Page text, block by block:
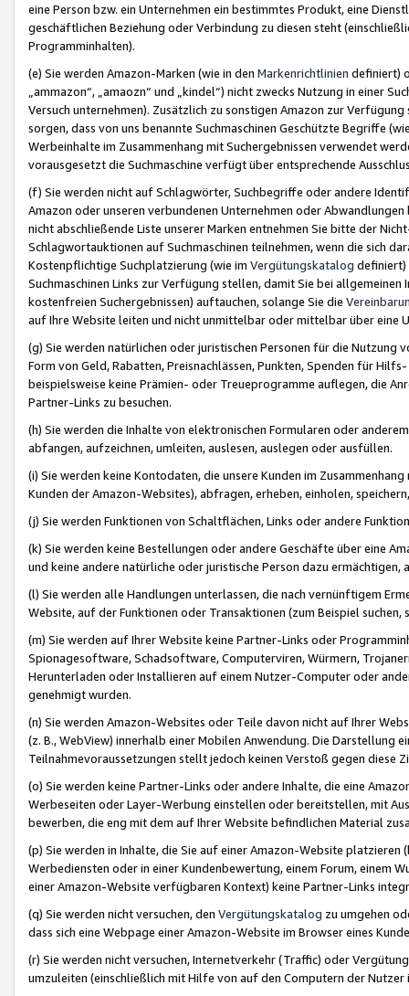
eine Person bzw. ein Unternehmen ein bestimmtes Produkt, eine
geschäftlichen Beziehung oder Verbindung zu diesen steht
Programminhalten).
(e) Sie werden Amazon-Marken (wie in den Markenrichtlinien definiert)
„ammazon“, „amaozn“ und „kindel“) nicht zwecks Nutzung in einer
Versuch unternehmen). Zusätzlich zu sonstigen Amazon zur
sorgen, dass von uns benannte Suchmaschinen Geschützte Begriffe
Werbeinhalte im Zusammenhang mit Suchergebnissen verwendet
vorausgesetzt die Suchmaschine verfügt über entsprechende
(f) Sie werden nicht auf Schlagwörter, Suchbegriffe oder andere
Amazon oder unseren verbundenen Unternehmen oder
nicht abschließende Liste unserer Marken entnehmen Sie bitte der
Schlagwortauktionen auf Suchmaschinen teilnehmen, wenn die sich
Kostenpflichtige Suchplatzierung (wie im Vergütungskatalog definiert)
Suchmaschinen Links zur Verfügung stellen, damit Sie bei
kostenfreien Suchergebnissen) auftauchen, solange Sie die
auf Ihre Website leiten und nicht unmittelbar oder mittelbar über eine
(g) Sie werden natürlichen oder juristischen Personen für die Nutzung
Form von Geld, Rabatten, Preisnachlässen, Punkten, Spenden für
beispielsweise keine Prämien- oder Treueprogramme auflegen, die
Partner-Links zu besuchen.
(h) Sie werden die Inhalte von elektronischen Formularen oder
abfangen, aufzeichnen, umleiten, auslesen, auslegen oder ausfüllen.
(i) Sie werden keine Kontodaten, die unsere Kunden im
Kunden der Amazon-Websites), abfragen, erheben, einholen,
(j) Sie werden Funktionen von Schaltflächen, Links oder andere
(k) Sie werden keine Bestellungen oder andere Geschäfte über eine
und keine andere natürliche oder juristische Person dazu
(l) Sie werden alle Handlungen unterlassen, die nach vernünftigem
Website, auf der Funktionen oder Transaktionen (zum Beispiel
(m) Sie werden auf Ihrer Website keine Partner-Links oder
Spionagesoftware, Schadsoftware, Computerviren, Würmern,
Herunterladen oder Installieren auf einem Nutzer-Computer oder
genehmigt wurden.
(n) Sie werden Amazon-Websites oder Teile davon nicht auf Ihrer
(z. B., WebView) innerhalb einer Mobilen Anwendung. Die Darstellung
Teilnahmevoraussetzungen stellt jedoch keinen Verstoß gegen diese
(o) Sie werden keine Partner-Links oder andere Inhalte, die eine
Werbeseiten oder Layer-Werbung einstellen oder bereitstellen, mit
bewerben, die eng mit dem auf Ihrer Website befindlichen Material
(p) Sie werden in Inhalte, die Sie auf einer Amazon-Website
Werbediensten oder in einer Kundenbewertung, einem Forum, einem
einer Amazon-Website verfügbaren Kontext) keine Partner-Links
(q) Sie werden nicht versuchen, den Vergütungskatalog zu umgehen
dass sich eine Webpage einer Amazon-Website im Browser eines
(r) Sie werden nicht versuchen, Internetverkehr (Traffic) oder
umzuleiten (einschließlich mit Hilfe von auf den Computern der